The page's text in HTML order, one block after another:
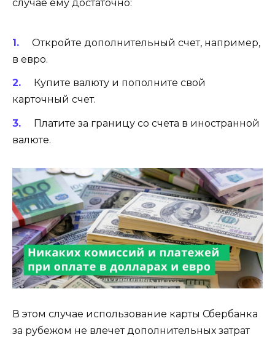
случае ему достаточно:
Откройте дополнительный счет, например,
в евро.
Купите валюту и пополните свой
карточный счет.
Платите за границу со счета в иностранной
валюте.
В этом случае использование карты Сбербанка
за рубежом не влечет дополнительных затрат